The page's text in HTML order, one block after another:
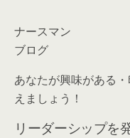
ナースマン
ブログ
あなたが興味がある
えましょう！
リーダーシップを